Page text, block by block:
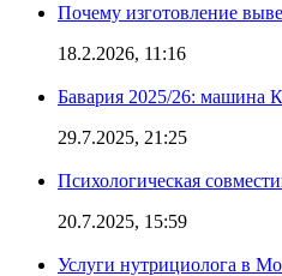
Почему изготовление
18.2.2026, 11:16
Бавария 2025/26: машина
29.7.2025, 21:25
Психологическая
20.7.2025, 15:59
Услуги нутрициолога в